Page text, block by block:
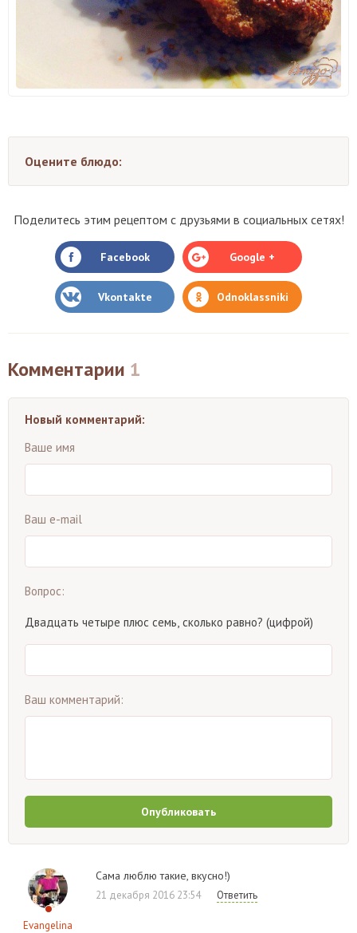
Оцените блюдо:
Поделитесь этим рецептом с друзьями в социальных сетях!
Facebook Google +
Vkontakte Odnoklassniki
Комментарии 1
Новый комментарий:
Ваше имя
Ваш e-mail
Вопрос:
Двадцать четыре плюс семь, сколько равно? (цифрой)
Ваш комментарий:
Опубликовать
Evangelina
Сама люблю такие, вкусно!)
21 декабря 2016 23:54 Ответить